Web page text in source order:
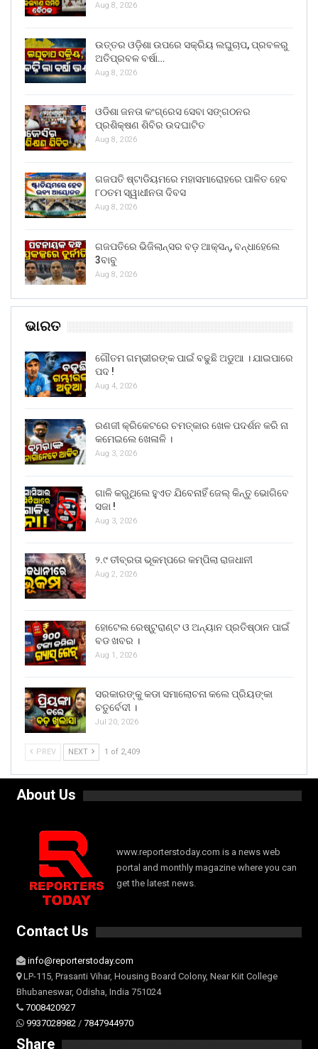
Aug 8, 2026
ଉତ୍ତର ଓଡ଼ିଶା ଉପରେ ସକ୍ରିୟ ଲଘୁଚାପ, ପ୍ରବଳରୁ
ଅତିପ୍ରବଳ ବର୍ଷା…
Aug 8, 2026
ଓଡିଶା ଜନତା କଂଗ୍ରେସ ସେବା ସଙ୍ଗଠନର
ପ୍ରଶିକ୍ଷଣ ଶିବିର ଉଦଘାଟିତ
Aug 8, 2026
ଗଜପତି ଷ୍ଟାଡିୟମରେ ମହାସମାରୋହରେ ପାଳିତ ହେବ
୮୦ତମ ସ୍ୱାଧୀନତା ଦିବସ
Aug 8, 2026
ଗଜପତିରେ ଭିଜିଲାନ୍ସର ବଡ଼ ଆକ୍ସନ୍, ବନ୍ଧାହେଲେ
3ବାବୁ
Aug 8, 2026
ଭାରତ
ଗୌତମ ଗମ୍ଭୀରଙ୍କ ପାଇଁ ବଢୁଛି ଅଡୁଆ । ଯାଇପାରେ
ପଦ !
Aug 4, 2026
ରଣଜୀ କ୍ରିକେଟରେ ଚମତ୍କାର ଖେଳ ପଦର୍ଶନ କରି ନା
କମେଇଲେ ଖେଳାଳି ।
Aug 3, 2026
ଗାଳି କରୁଥିଲେ ହୁଏତ ଯିବେନାହିଁ ଜେଲ୍ କିନ୍ତୁ ଭୋଗିବେ
ସଜା !
Aug 3, 2026
୨.୯ ତୀବ୍ରତା ଭୂକମ୍ପରେ କମ୍ପିଲା ରାଜଧାନୀ
Aug 2, 2026
ହୋଟେଲ ରେଷ୍ଟୁରାଣ୍ଟ ଓ ଅନ୍ୟାନ ପ୍ରତିଷ୍ଠାନ ପାଇଁ
ବଡ ଖବର ।
Aug 1, 2026
ସରକାରଙ୍କୁ କଡା ସମାଲୋଚନା କଲେ ପ୍ରିୟଙ୍କା
ଚତୁର୍ବେଦୀ ।
Jul 20, 2026
PREV NEXT 1 of 2,409
About Us
www.reporterstoday.com is a news web
portal and monthly magazine where you can
get the latest news.
Contact Us
info@reporterstoday.com
LP-115, Prasanti Vihar, Housing Board Colony, Near Kiit College
Bhubaneswar, Odisha, India 751024
7008420927
9937028982 / 7847944970
Share